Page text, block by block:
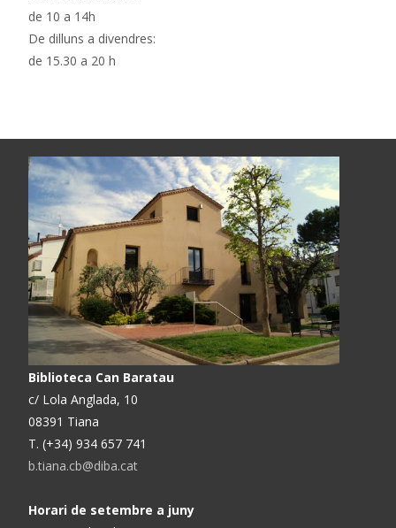
de 10 a 14h
De dilluns a divendres:
de 15.30 a 20 h
Biblioteca Can Baratau
c/ Lola Anglada, 10
08391 Tiana
T. (+34) 934 657 741
b.tiana.cb@diba.cat
Horari de setembre a juny